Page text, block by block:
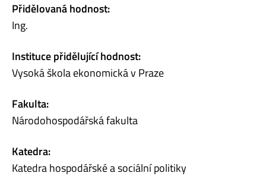
Přidělovaná hodnost:
Ing.
Instituce přidělující hodnost:
Vysoká škola ekonomická v Praze
Fakulta:
Národohospodářská fakulta
Katedra:
Katedra hospodářské a sociální politiky